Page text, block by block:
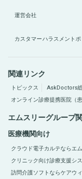
運営会社
カスタマーハラスメント
関連リンク
トピックス
AskDoctors
オンライン診療提携医院（
エムスリーグループ
医療機関向け
クラウド電子カルテならエ
クリニック向け診療支援シ
訪問介護ソフトならケアウ